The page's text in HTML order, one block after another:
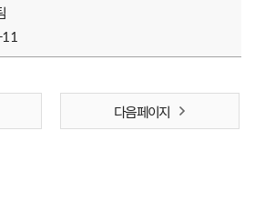
다음 페이지